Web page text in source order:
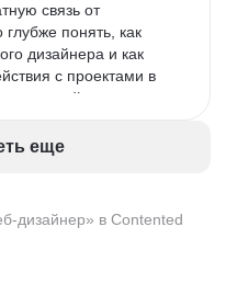
дизайнер» в Contented
связь от
глубже понять, как
дизайнера и как
с проектами в
отличный старт для
еще